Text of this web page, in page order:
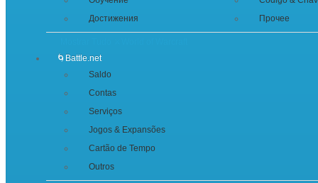
Достижения
Прочее
🌀Battle.net
Saldo
Contas
Serviços
Jogos & Expansões
Cartão de Tempo
Outros